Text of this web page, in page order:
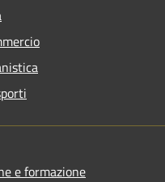
e formazione